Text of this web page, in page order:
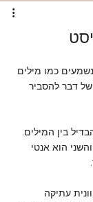
נשמעים כמו מילים
של דבר להסביר
בין המילים.
הוא אנטי
עתיקה